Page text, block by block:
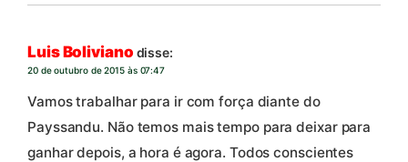
Luis Boliviano disse:
20 de outubro de 2015 às 07:47
Vamos trabalhar para ir com força diante do
Payssandu. Não temos mais tempo para deixar para
ganhar depois, a hora é agora. Todos conscientes